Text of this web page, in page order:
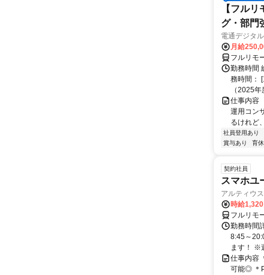
【フル
グ・部門
電通デジタ
月給
フルリモ
勤務時間
務時間：
（2025年
仕事内容
運用コン
るけれど
社員登用あり
賞与あり
育
契約社員
スマホユ
アルティウ
時給
フルリモ
勤務時間
8:45～
ます！ ※
仕事内容
可能◎ ＊